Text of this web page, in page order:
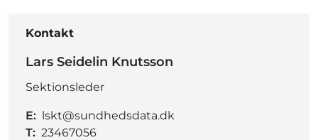
Kontakt
Lars Seidelin Knutsson
Sektionsleder
E: lskt@sundhedsdata.dk
T: 23467056